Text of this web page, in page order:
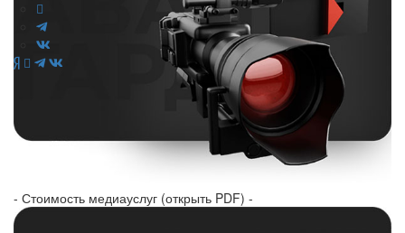
- Стоимость медиауслуг (открыть PDF) -